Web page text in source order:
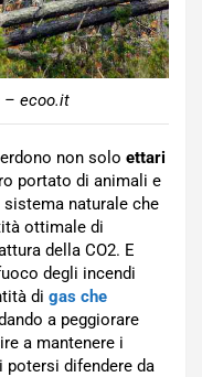
– ecoo.it
non solo ettari
portato di animali e
naturale che
ottimale di
della CO2. E
degli incendi
di gas che
a peggiorare
a mantenere i
difendere da